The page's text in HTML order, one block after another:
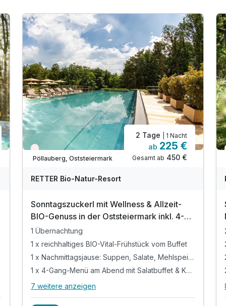
Wieder frei ab September
Pöllauberg, Oststeiermark
2 Tage | 1 Nacht
ab 225 €
Gesamt ab 450 €
RETTER Bio-Natur-Resort
Sonntagszuckerl mit Wellness & Allzeit-
BIO-Genuss in der Oststeiermark inkl. 4-
Gang Menü | 1 Nacht
1 Übernachtung
1 x reichhaltiges BIO-Vital-Frühstück vom Buffet
1 x Nachmittagsjause: Suppen, Salate, Mehlspeisen
1 x 4-Gang-Menü am Abend mit Salatbuffet & Käse
Alle Inklusivleistungen
7 weitere anzeigen